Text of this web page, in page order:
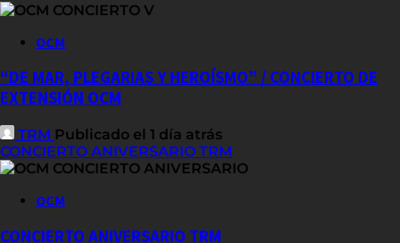
OCM
“DE MAR, PLEGARIAS Y HEROÍSMO” / CONCIERTO DE
EXTENSIÓN OCM
TRM Publicado el 1 día atrás
CONCIERTO ANIVERSARIO TRM
OCM
CONCIERTO ANIVERSARIO TRM